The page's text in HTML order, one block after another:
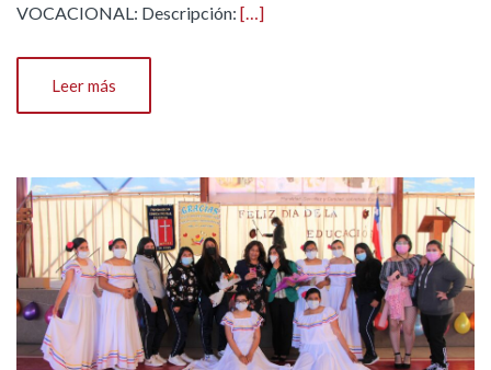
VOCACIONAL: Descripción: […]
Leer más